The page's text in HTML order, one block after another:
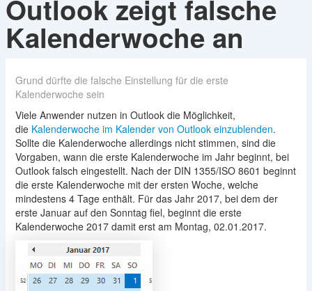
Outlook zeigt falsche
Kalenderwoche an
Grund dürfte die falsche Einstellung für die erste
Kalenderwoche sein
Viele Anwender nutzen in Outlook die Möglichkeit,
die Kalenderwoche im Kalender von Outlook einzublenden.
Sollte die Kalenderwoche allerdings nicht stimmen, sind die
Vorgaben, wann die erste Kalenderwoche im Jahr beginnt, bei
Outlook falsch eingestellt. Nach der DIN 1355/ISO 8601 beginnt
die erste Kalenderwoche mit der ersten Woche, welche
mindestens 4 Tage enthält. Für das Jahr 2017, bei dem der
erste Januar auf den Sonntag fiel, beginnt die erste
Kalenderwoche 2017 damit erst am Montag, 02.01.2017.